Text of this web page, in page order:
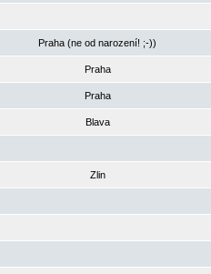
Praha (ne od narození! ;-))
Praha
Praha
Blava
Zlin